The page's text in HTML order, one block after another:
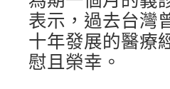
表示，過去台灣
十年發展的醫療
慰且榮幸。